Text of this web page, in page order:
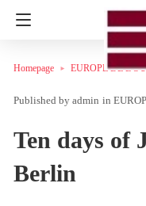
Homepage EUROPE DE
admin in
Ten days of
Berlin